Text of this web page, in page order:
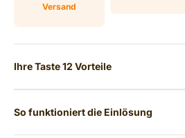
Versand
Ihre Taste 12 Vorteile
So funktioniert die Einlösung